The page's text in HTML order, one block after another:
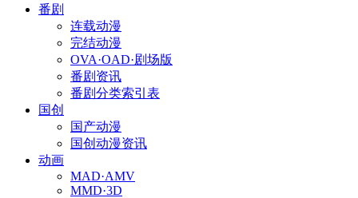
番剧
连载动漫
完结动漫
OVA·OAD·剧场版
番剧资讯
番剧分类索引表
国创
国产动漫
国创动漫资讯
动画
MAD·AMV
MMD·3D